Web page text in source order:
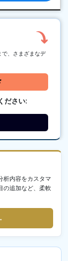
で、さまざまなデ
ださい:
析内容をカスタマ
の追加など、柔軟